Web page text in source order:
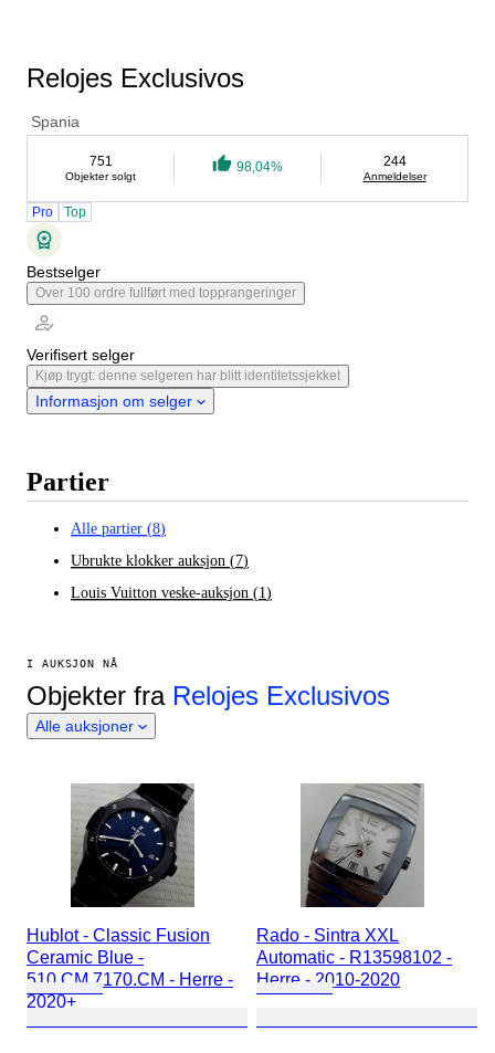
Relojes Exclusivos
Spania
751
Objekter solgt
98,04% 244
Anmeldelser
Pro Top
Bestselger
Over 100 ordre fullført med topprangeringer
Verifisert selger
Kjøp trygt: denne selgeren har blitt identitetssjekket
Informasjon om selger
Partier
Alle partier (8)
Ubrukte klokker auksjon (7)
Louis Vuitton veske-auksjon (1)
I AUKSJON NÅ
Objekter fra Relojes Exclusivos
Alle auksjoner
Hublot - Classic Fusion
Ceramic Blue -
510.CM.7170.CM - Herre -
2020+
Rado - Sintra XXL
Automatic - R13598102 -
Herre - 2010-2020